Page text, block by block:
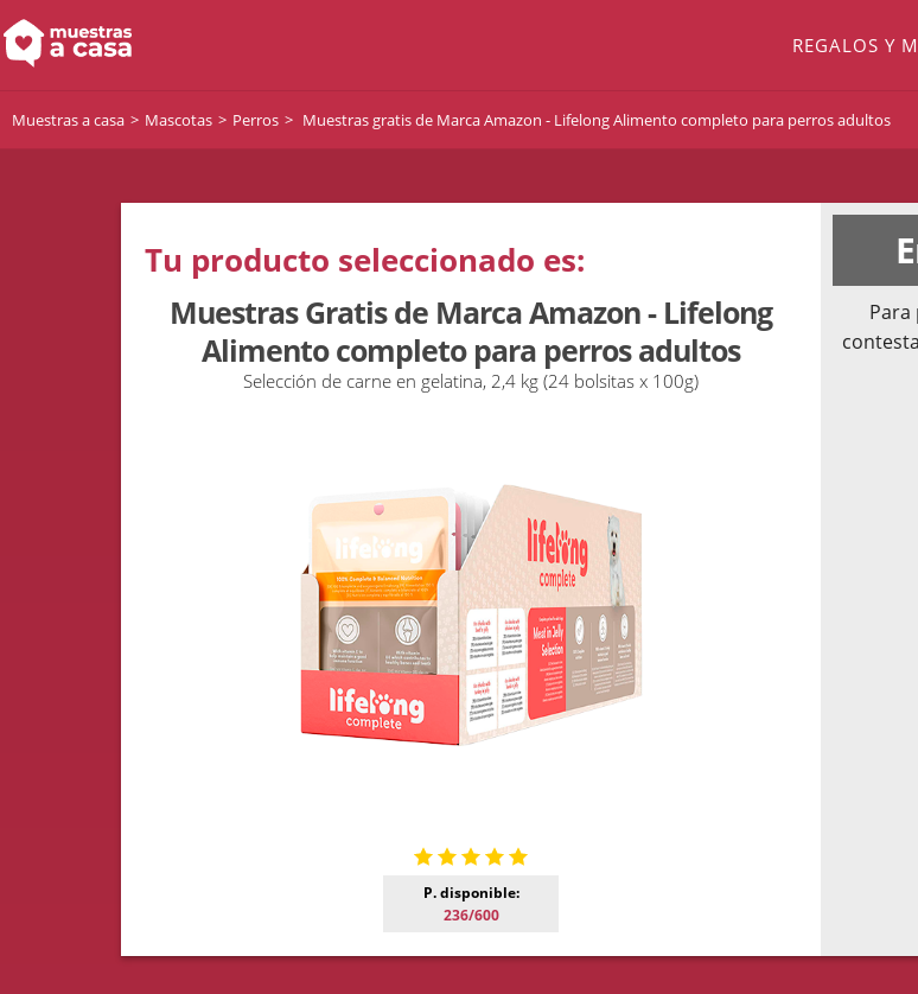
REGALOS Y
Muestras a casa Mascotas Perros Muestras gratis de Marca Amazon - Lifelong Alimento completo para perros adultos
Tu producto seleccionado es:
Muestras Gratis de Marca Amazon - Lifelong
Alimento completo para perros adultos
Selección de carne en gelatina, 2,4 kg (24 bolsitas x 100g)
P. disponible:
236/600